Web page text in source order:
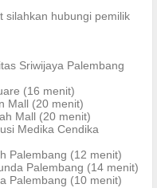
silahkan hubungi pemilik
Sriwijaya Palembang
(16 menit)
Mall (20 menit)
Mall (20 menit)
Medika Cendika
Palembang (12 menit)
Palembang (14 menit)
Palembang (10 menit)